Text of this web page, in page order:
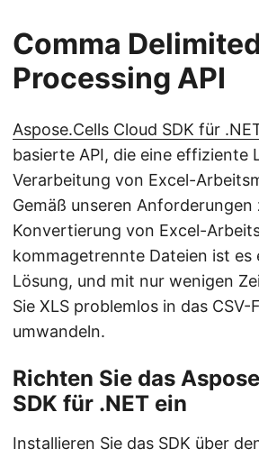
Comma
Processing API
Aspose.Cells Cloud SDK für
basierte API, die eine effiziente
Verarbeitung von Excel-
Gemäß unseren Anforderungen
Konvertierung von Excel-
kommagetrennte Dateien ist es
Lösung, und mit nur wenigen
Sie XLS problemlos in das CSV-
umwandeln.
Richten Sie das
SDK für .NET ein
Installieren Sie das SDK über